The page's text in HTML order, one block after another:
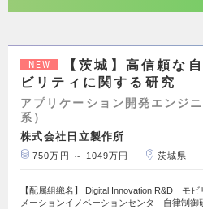
NEW
【茨城】高信頼な
ビリティに関する研究
アプリケーション開発エンジ
系）
株式会社日立製作所
750万円 ～ 1049万円 茨城県
【配属組織名】 Digital Innovation R&D モビ
メーションイノベーションセンタ 自律制御